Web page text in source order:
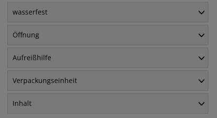
wasserfest
Öffnung
Aufreißhilfe
Verpackungseinheit
Inhalt